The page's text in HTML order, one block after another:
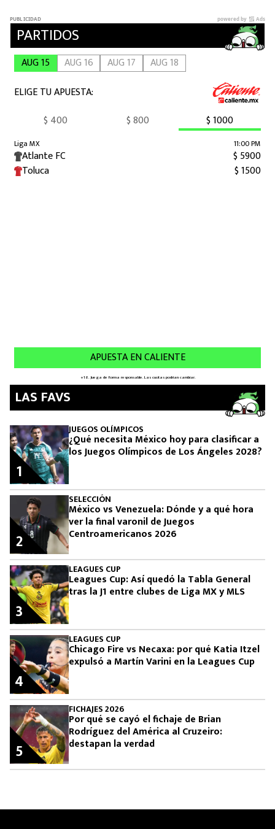
LAS FAVS
JUEGOS OLÍMPICOS
¿Qué necesita México hoy para clasificar a
los Juegos Olímpicos de Los Ángeles 2028?
1
SELECCIÓN
México vs Venezuela: Dónde y a qué hora
ver la final varonil de Juegos
Centroamericanos 2026
2
LEAGUES CUP
Leagues Cup: Así quedó la Tabla General
tras la J1 entre clubes de Liga MX y MLS
3
LEAGUES CUP
Chicago Fire vs Necaxa: por qué Katia Itzel
expulsó a Martín Varini en la Leagues Cup
4
FICHAJES 2026
Por qué se cayó el fichaje de Brian
Rodríguez del América al Cruzeiro:
destapan la verdad
5